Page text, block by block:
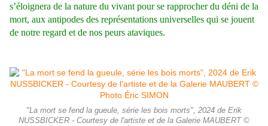
s’éloignera de la nature du vivant pour se rapprocher du déni de la
mort, aux antipodes des représentations universelles qui se jouent
de notre regard et de nos peurs ataviques.
"La mort se fend la gueule, série les bois morts", 2024 de Erik
NUSSBICKER - Courtesy de l'artiste et de la Galerie MAUBERT ©